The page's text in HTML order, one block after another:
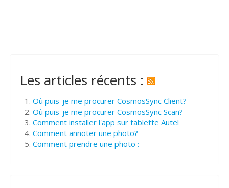
Les articles récents :
Où puis-je me procurer CosmosSync Client?
Où puis-je me procurer CosmosSync Scan?
Comment installer l'app sur tablette Autel
Comment annoter une photo?
Comment prendre une photo :